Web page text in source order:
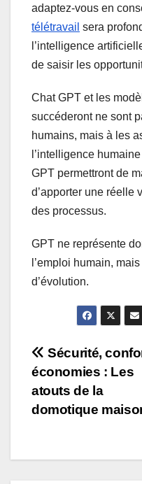
adaptez-vous en
télétravail sera
l’intelligence
de saisir les
Chat GPT et les
succéderont ne sont
humains, mais à les
l’intelligence
GPT permettront de
d’apporter une réelle
des processus.
GPT ne représente
l’emploi humain,
d’évolution.
de
l’article
Sécurité,
économies : Les
atouts de la
domotique